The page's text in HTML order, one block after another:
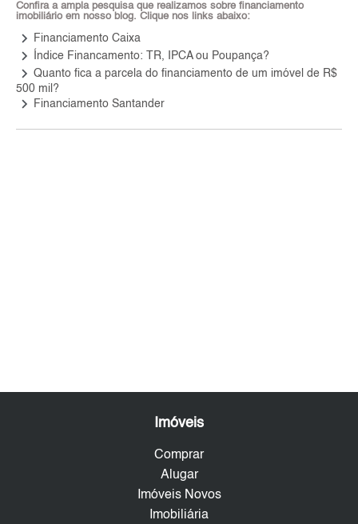
Confira a ampla pesquisa que realizamos sobre financiamento
imobiliário em nosso blog. Clique nos links abaixo:
keyboard_arrow_right Financiamento Caixa
keyboard_arrow_right Índice Financamento: TR, IPCA ou Poupança?
keyboard_arrow_right Quanto fica a parcela do financiamento de um imóvel de R$
500 mil?
keyboard_arrow_right Financiamento Santander
Imóveis
Comprar
Alugar
Imóveis Novos
Imobiliária